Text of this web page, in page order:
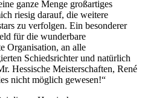
ganze Menge großartiges
riesig darauf, die weitere
zu verfolgen. Ein besonderer
für die wunderbare
Organisation, an alle
Schiedsrichter und natürlich
Hessische Meisterschaften, René
nicht möglich gewesen!“